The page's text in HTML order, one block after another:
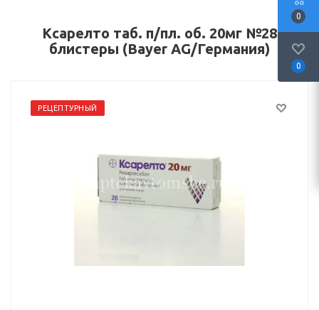
Ксарелто таб. п/пл. об. 20мг №28
блистеры (Bayer AG/Германия)
РЕЦЕПТУРНЫЙ
0
0